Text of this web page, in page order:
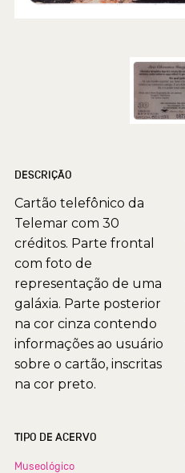
DESCRIÇÃO
Cartão telefônico da
Telemar com 30
créditos. Parte frontal
com foto de
representação de uma
galáxia. Parte posterior
na cor cinza contendo
informações ao usuário
sobre o cartão, inscritas
na cor preto.
TIPO DE ACERVO
Museológico